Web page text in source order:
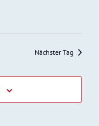
Nächster Tag